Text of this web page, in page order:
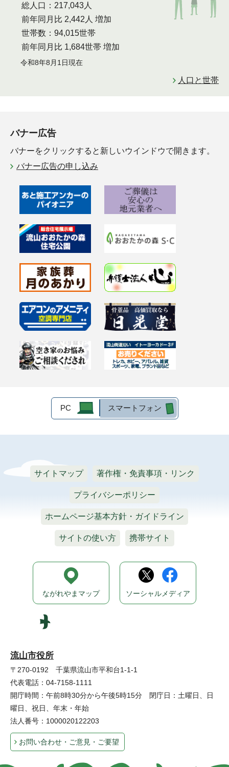
令和8年8月1日現在
総人口：217,043人
前年同月比 2,442人 増加
世帯数：94,015世帯
前年同月比 1,684世帯 増加
人口と世帯
バナー広告
バナーをクリックすると新しいウインドウで開きます。
バナー広告の申し込み
PC スマートフォン
サイトマップ 著作権・免責事項・リンク
プライバシーポリシー
ホームページ基本方針・ガイドライン
サイトの使い方 携帯サイト
流山市役所
〒270-0192 千葉県流山市平和台1-1-1
代表電話：04-7158-1111
開庁時間：午前8時30分から午後5時15分 閉庁日：土曜日、日
曜日、祝日、年末・年始
法人番号：1000020122203
お問い合わせ・ご意見・ご要望
ながれやまマップ ソーシャルメディア